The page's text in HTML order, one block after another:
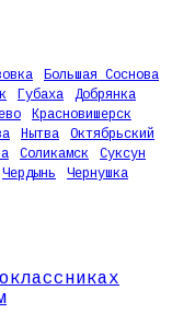
Большая Соснова
Губаха
Добрянка
Красновишерск
Нытва
Октябрьский
Соликамск
Суксун
Чердынь
Чернушка